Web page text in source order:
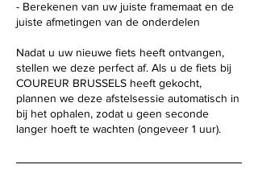
- Berekenen van uw juiste framemaat en de
juiste afmetingen van de onderdelen
Nadat u uw nieuwe fiets heeft ontvangen,
stellen we deze perfect af. Als u de fiets bij
COUREUR BRUSSELS heeft gekocht,
plannen we deze afstelsessie automatisch in
bij het ophalen, zodat u geen seconde
langer hoeft te wachten (ongeveer 1 uur).